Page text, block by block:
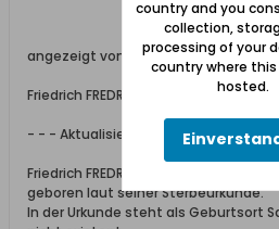
angezeigt von dem Arbeiter Albert
Friedrich FREDRICH war katholischer
- - - Aktualisiert - - -
Friedrich FREDRICH wurde vermutlich
geboren laut seiner Sterbeurkunde.
In der Urkunde steht als Geburtsort
country and you
collection,
processing of your
country where
hosted.